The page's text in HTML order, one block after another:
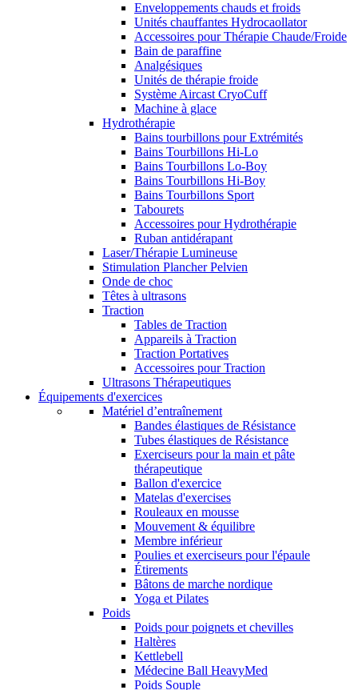
Enveloppements chauds et froids
Unités chauffantes Hydrocaollator
Accessoires pour Thérapie Chaude/Froide
Bain de paraffine
Analgésiques
Unités de thérapie froide
Système Aircast CryoCuff
Machine à glace
Hydrothérapie
Bains tourbillons pour Extrémités
Bains Tourbillons Hi-Lo
Bains Tourbillons Lo-Boy
Bains Tourbillons Hi-Boy
Bains Tourbillons Sport
Tabourets
Accessoires pour Hydrothérapie
Ruban antidérapant
Laser/Thérapie Lumineuse
Stimulation Plancher Pelvien
Onde de choc
Têtes à ultrasons
Traction
Tables de Traction
Appareils à Traction
Traction Portatives
Accessoires pour Traction
Ultrasons Thérapeutiques
Équipements d'exercices
Matériel d’entraînement
Bandes élastiques de Résistance
Tubes élastiques de Résistance
Exerciseurs pour la main et pâte
thérapeutique
Ballon d'exercice
Matelas d'exercises
Rouleaux en mousse
Mouvement & équilibre
Membre inférieur
Poulies et exerciseurs pour l'épaule
Étirements
Bâtons de marche nordique
Yoga et Pilates
Poids
Poids pour poignets et chevilles
Haltères
Kettlebell
Médecine Ball HeavyMed
Poids Souple